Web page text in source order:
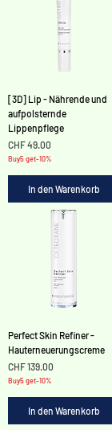
[3D] Lip - Nährende und
aufpolsternde
Lippenpflege
Preis
CHF 49.00
Buy5 get-10%
In den Warenkorb
Perfect Skin Refiner -
Hauterneuerungscreme
Preis
CHF 139.00
Buy5 get-10%
In den Warenkorb